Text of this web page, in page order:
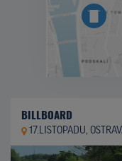
BILLBOARD
17.LISTOPADU,